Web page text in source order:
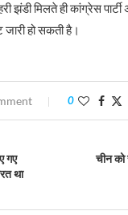
झंडी मिलते ही कांग्रेस
जारी हो सकती है।
0
गए
था
चीन को